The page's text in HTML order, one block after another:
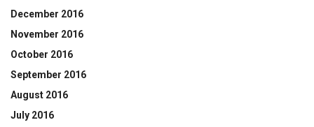
December 2016
November 2016
October 2016
September 2016
August 2016
July 2016